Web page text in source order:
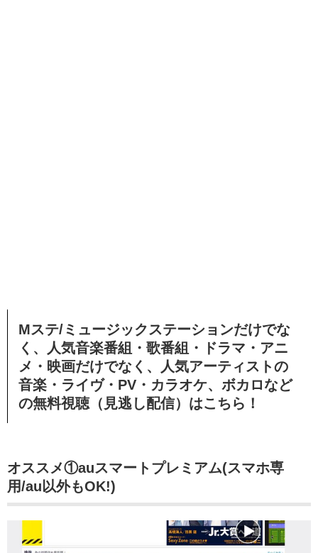
Mステ/ミュージックステーションだけでな
く、
人気音楽番組・歌番組・ドラマ・アニ
メ・映画だけでなく、人気アーティストの
音楽・ライヴ・PV・カラオケ、ボカロなど
の無料視聴（見逃し配信）はこちら！
オススメ①auスマートプレミアム(スマホ専
用/au以外もOK!)